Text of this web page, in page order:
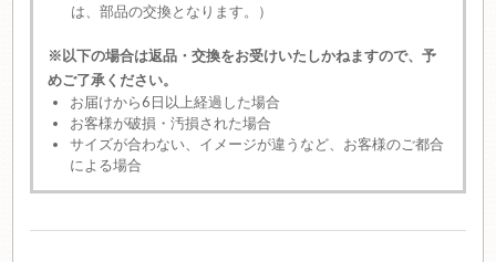
は、部品の交換となります。）
※以下の場合は返品・交換をお受けいたしかねますので、予
めご了承ください。
お届けから6日以上経過した場合
お客様が破損・汚損された場合
サイズが合わない、イメージが違うなど、お客様のご都合
による場合